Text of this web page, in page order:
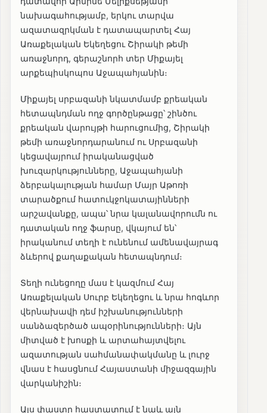
նախագահությամբ, երկու տարվա
ազատազրկման է դատապարտել Հայ
Առաքելական Եկեղեցու Շիրակի թեմի
առաջնորդ, գերաշնորհ տեր Միքայել
արքեպիսկոպոս Աջապահյանին։
Միքայել սրբազանի նկատմամբ քրեական
հետապնդման ողջ գործընթացը՝ շինծու
քրեական վարույթի հարուցումից, Շիրակի
թեմի առաջնորդարանում ու Սրբազանի
կեցավայրում իրականացված
խուզարկությունները, Աջապահյանի
ձերբակալության համար Մայր Աթոռի
տարածքում հատուկջոկատայինների
արշավանքը, ապա՝ նրա կալանավորումն ու
դատական ողջ ֆարսը, վկայում են՝
իրականում տեղի է ունենում ամենավայրագ
ձևերով քաղաքական հետապնդում։
Տեղի ունեցողը մաս է կազմում Հայ
Առաքելական Սուրբ Եկեղեցու և նրա հոգևոր
վերնախավի դեմ իշխանությունների
սանձազերծած ապօրինությունների։ Այն
միտված է խոսքի և արտահայտվելու
ազատության սահմանափակմանը և լուրջ
վնաս է հասցնում Հայաստանի միջազգային
վարկանիշին։
Այս փաստը հաստատում է նաև այն